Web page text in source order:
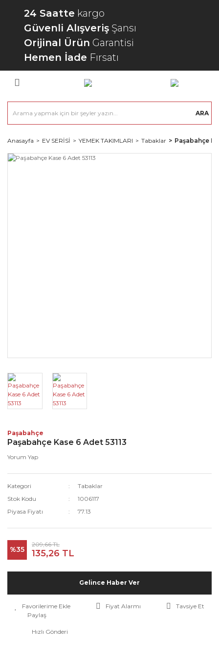
24 Saatte kargo
Güvenli Alışveriş Şansı
Orijinal Ürün Garantisi
Hemen İade Fırsatı
ARA
Anasayfa EV SERİSİ YEMEK TAKIMLARI Tabaklar Paşabahçe
Paşabahçe
Paşabahçe Kase 6 Adet 53113
Yorum Yap
Kategori
Tabaklar
Stok Kodu
1006117
Piyasa Fiyatı
77.13
%35
209,66 TL
135,26 TL
Gelince Haber Ver
Fiyat Alarmı
Tavsiye Et
Paylaş
Hızlı Gönderi